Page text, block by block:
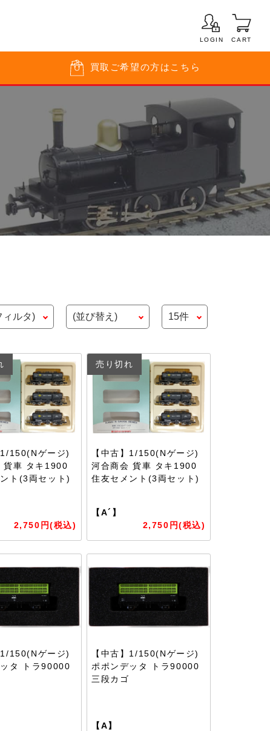
LOGIN CART
買取 ご希望の方はこちら
1/150(Nゲージ)
貨車 タキ1900
ト(3両セット)
2,750円(税込)
売り切れ
【中古】1/150(Nゲージ)
河合商会 貨車 タキ1900
住友セメント(3両セット)
【A´】
2,750円(税込)
1/150(Nゲージ)
タ トラ90000
【中古】1/150(Nゲージ)
ポポンデッタ トラ90000
三段カゴ
【A】